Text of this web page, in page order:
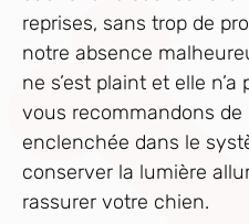
reprises, sans trop de
notre absence
ne s’est plaint et elle
vous recommandons de
enclenchée dans le
conserver la lumière
rassurer votre chien.